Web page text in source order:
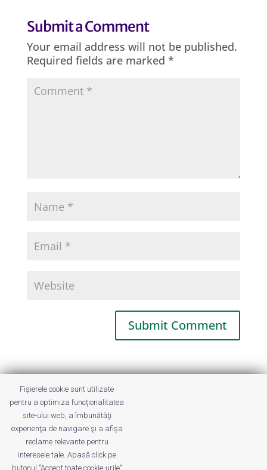
Submit a Comment
Your email address will not be published.
Required fields are marked *
This site uses Akismet to reduce spam.
Learn how your comment data is
processed.
Fișierele cookie sunt utilizate
pentru a optimiza funcţionalitatea
site-ului web, a îmbunătăţi
experienţa de navigare şi a afişa
reclame relevante pentru
interesele tale. Apasă click pe
butonul "Accept toate cookie-urile"